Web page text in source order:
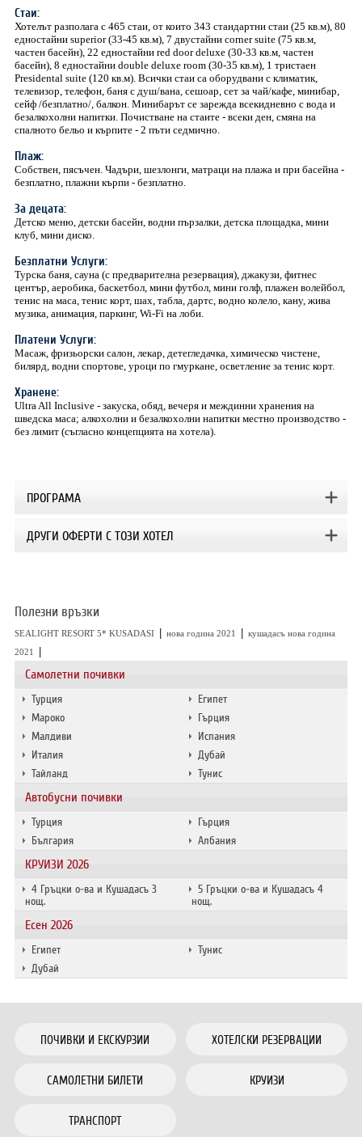
Самолетни почивки
Турция
Египет
Мароко
Гърция
Малдиви
Испания
Италия
Дубай
Тайланд
Тунис
Автобусни почивки
Турция
Гърция
България
Албания
КРУИЗИ 2026
4 Гръцки о-ва и Кушадасъ 3
нощ.
5 Гръцки о-ва и Кушадасъ 4
нощ.
Есен 2026
Египет
Тунис
Дубай
Стаи:
Хотелът разполага с 465 стаи, от които 343 стандартни стаи (25 кв.м), 80
едностайни superior (33-45 кв.м), 7 двустайни corner suite (75 кв.м,
частен басейн), 22 едностайни red door deluxe (30-33 кв.м, частен
басейн), 8 едностайни double deluxe room (30-35 кв.м), 1 тристаен
Presidental suite (120 кв.м). Всички стаи са оборудвани с климатик,
телевизор, телефон, баня с душ/вана, сешоар, сет за чай/кафе, минибар,
сейф /безплатно/, балкон. Минибарът се зарежда всекидневно с вода и
безалкохолни напитки. Почистване на стаите - всеки ден, смяна на
спалното бельо и кърпите - 2 пъти седмично.
Плаж:
Собствен, пясъчен. Чадъри, шезлонги, матраци на плажа и при басейна -
безплатно, плажни кърпи - безплатно.
За децата:
Детско меню, детски басейн, водни пързалки, детска площадка, мини
клуб, мини диско.
Безплатни Услуги:
Турска баня, сауна (с предварителна резервация), джакузи, фитнес
център, аеробика, баскетбол, мини футбол, мини голф, плажен волейбол,
тенис на маса, тенис корт, шах, табла, дартс, водно колело, кану, жива
музика, анимация, паркинг, Wi-Fi на лоби.
Платени Услуги:
Масаж, фризьорски салон, лекар, детегледачка, химическо чистене,
билярд, водни спортове, уроци по гмуркане, осветление за тенис корт.
Хранене:
Ultra All Inclusive - закуска, обяд, вечеря и междинни хранения на
шведска маса; алкохолни и безалкохолни напитки местно производство -
без лимит (съгласно концепцията на хотела).
ПРОГРАМА
ДРУГИ ОФЕРТИ С ТОЗИ ХОТЕЛ
Полезни връзки
SEALIGHT RESORT 5* KUSADASI | нова година 2021 | кушадасъ нова година
2021
|
ПОЧИВКИ И ЕКСКУРЗИИ ХОТЕЛСКИ РЕЗЕРВАЦИИ
САМОЛЕТНИ БИЛЕТИ КРУИЗИ
ТРАНСПОРТ